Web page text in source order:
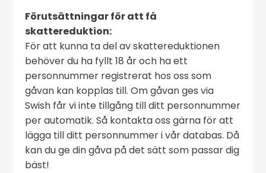
Förutsättningar för att få
skattereduktion:
För att kunna ta del av skattereduktionen
behöver du ha fyllt 18 år och ha ett
personnummer registrerat hos oss som
gåvan kan kopplas till. Om gåvan ges via
Swish får vi inte tillgång till ditt personnummer
per automatik. Så kontakta oss gärna för att
lägga till ditt personnummer i vår databas. Då
kan du ge din gåva på det sätt som passar dig
bäst!